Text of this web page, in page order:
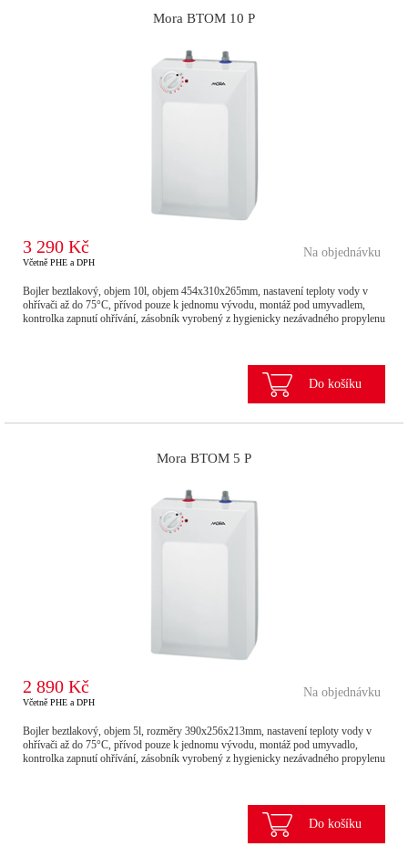
Mora BTOM 10 P
3 290 Kč
Včetně PHE a DPH
Na objednávku
Bojler beztlakový, objem 10l, objem 454x310x265mm, nastavení teploty vody v
ohřívači až do 75°C, přívod pouze k jednomu vývodu, montáž pod umyvadlem,
kontrolka zapnutí ohřívání, zásobník vyrobený z hygienicky nezávadného propylenu
Do košíku
Mora BTOM 5 P
2 890 Kč
Včetně PHE a DPH
Na objednávku
Bojler beztlakový, objem 5l, rozměry 390x256x213mm, nastavení teploty vody v
ohřívači až do 75°C, přívod pouze k jednomu vývodu, montáž pod umyvadlo,
kontrolka zapnutí ohřívání, zásobník vyrobený z hygienicky nezávadného propylenu
Do košíku